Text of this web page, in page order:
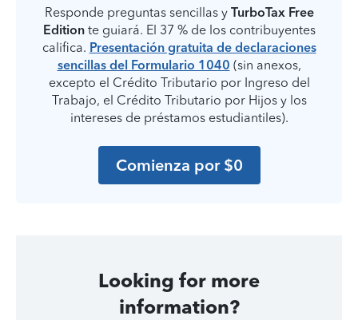
Responde preguntas sencillas y TurboTax Free
Editionte guiará. El 37 % de los contribuyentes
califica. Presentación gratuita de declaraciones
sencillas del Formulario 1040 (sin anexos,
excepto el Crédito Tributario por Ingreso del
Trabajo, el Crédito Tributario por Hijos y los
intereses de préstamos estudiantiles).
Comienza por $0
Looking for more
information?